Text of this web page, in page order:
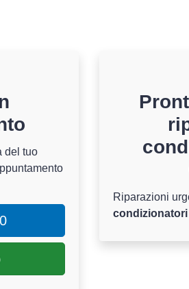
del tuo
Riparazioni
condizionatori